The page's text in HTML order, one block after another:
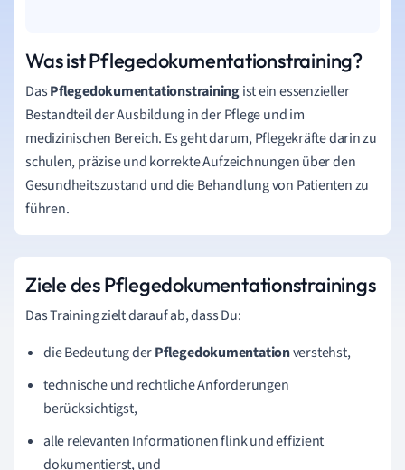
Was ist Pflegedokumentationstraining?
DasPflegedokumentationstrainingist ein essenzieller
Bestandteil der Ausbildung in der Pflege und im
medizinischen Bereich. Es geht darum, Pflegekräfte darin zu
schulen, präzise und korrekte Aufzeichnungen über den
Gesundheitszustand und die Behandlung von Patienten zu
führen.
Ziele des Pflegedokumentationstrainings
Das Training zielt darauf ab, dass Du:
die Bedeutung derPflegedokumentationverstehst,
technische und rechtliche Anforderungen
berücksichtigst,
alle relevanten Informationen flink und effizient
dokumentierst, und